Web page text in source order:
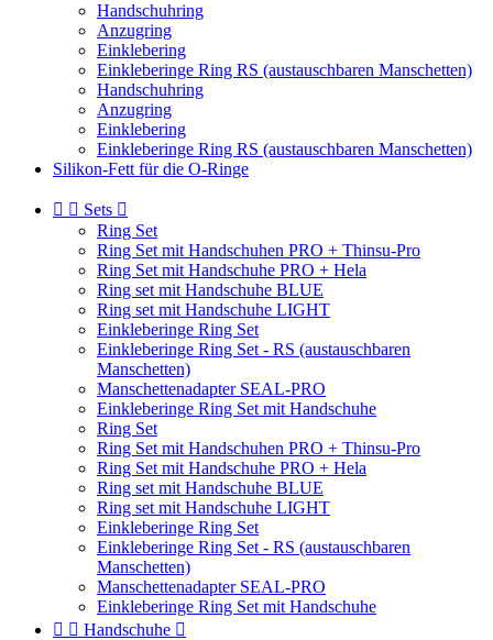
Handschuhring
Anzugring
Einklebering
Einkleberinge Ring RS (austauschbaren Manschetten)
Handschuhring
Anzugring
Einklebering
Einkleberinge Ring RS (austauschbaren Manschetten)
Silikon-Fett für die O-Ringe
  Sets 
Ring Set
Ring Set mit Handschuhen PRO + Thinsu-Pro
Ring Set mit Handschuhe PRO + Hela
Ring set mit Handschuhe BLUE
Ring set mit Handschuhe LIGHT
Einkleberinge Ring Set
Einkleberinge Ring Set - RS (austauschbaren
Manschetten)
Manschettenadapter SEAL-PRO
Einkleberinge Ring Set mit Handschuhe
Ring Set
Ring Set mit Handschuhen PRO + Thinsu-Pro
Ring Set mit Handschuhe PRO + Hela
Ring set mit Handschuhe BLUE
Ring set mit Handschuhe LIGHT
Einkleberinge Ring Set
Einkleberinge Ring Set - RS (austauschbaren
Manschetten)
Manschettenadapter SEAL-PRO
Einkleberinge Ring Set mit Handschuhe
  Handschuhe 